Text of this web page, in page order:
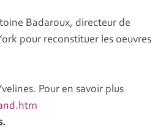
Badaroux, directeur de
pour reconstituer les oeuvres
Pour en savoir plus